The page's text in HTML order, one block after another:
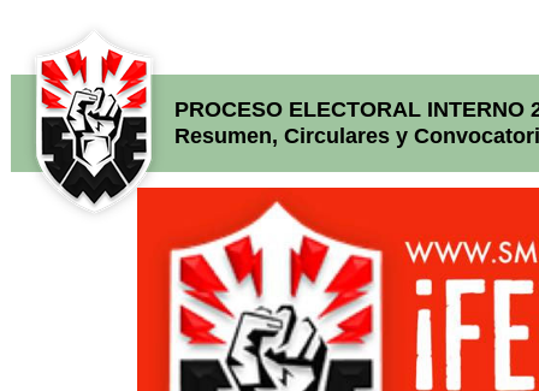
PROCESO ELECTORAL INTERNO
Resumen, Circulares y